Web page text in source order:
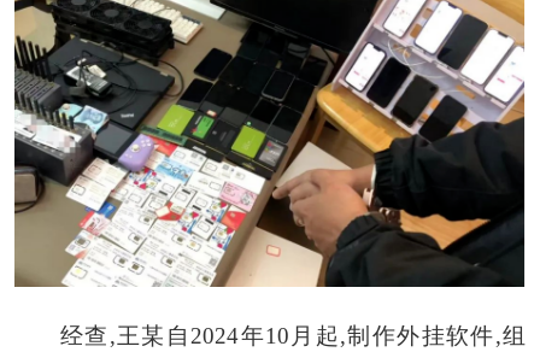
经查,王某自2024年10月起,制作外挂软件,组